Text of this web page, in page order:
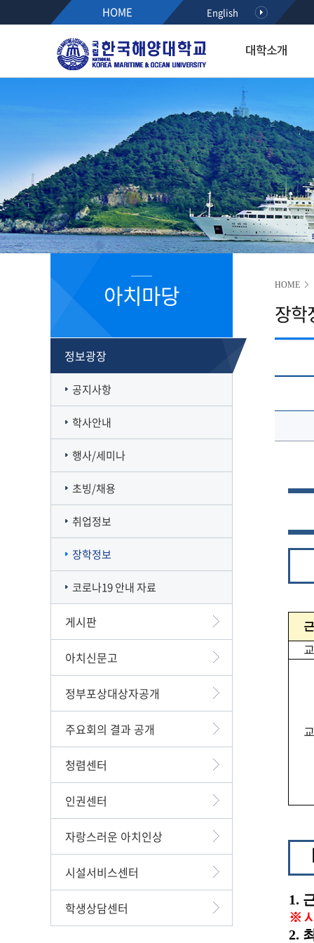
HOME English
대학소개
대학소개 열린총장실
인사말
약력
최근활동
역대총장
캠퍼스투어
서부산융합캠퍼스
풍경사진
입학·장학·취업 입학
공지사항
수시모집
정시모집
편입학
International Students
학과소개
입학홍보·상담
대학생활
대학·대학원 해사대학
항해융합학부(2021~)
기관시스템공학부(2021~)
해양경찰학부(2021~)
해사인공지능·보안학부
2020이전 학부
해기교육원
실습선
졸업생 기수별 활동기록(
일반대학원
연구·산학 KMOU RESEARCH NEWS
R&D알리미
국가R&D사업 공모(NTIS)
기타과제공모
R&D NEWS
대학생활 학생서비스시스템
학사안내
등록안내
서식다운로드
아치마당 정보광장
공지사항
학사안내
행사/세미나
초빙/채용
취업정보
장학정보
코로나19 안내 자료
부패방지 제도개선 제안방
감사정보 공개방
공익신고
외부강의 등 안내
후원하기
아치마당
정보광장
공지사항
학사안내
행사/세미나
초빙/채용
취업정보
장학정보
코로나19 안내 자료
게시판
아치신문고
정부포상대상자공개
주요회의 결과 공개
청렴센터
인권센터
자랑스러운 아치인상
시설서비스센터
학생상담센터
HOME
장학
1.
※
2.